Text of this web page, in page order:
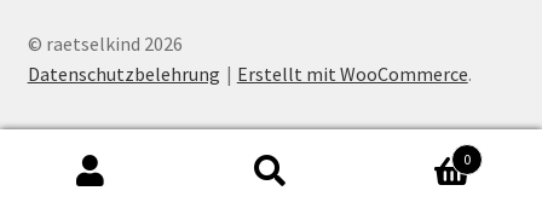
© raetselkind 2026
Datenschutzbelehrung
Erstellt mit WooCommerce.
0